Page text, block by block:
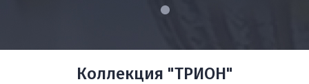
1
Коллекция "ТРИОН"